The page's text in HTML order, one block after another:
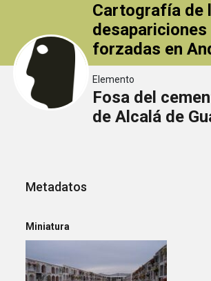
Cartografía de
desapariciones
forzadas en
Elemento
Fosa del
de Alcalá de
Metadatos
Miniatura